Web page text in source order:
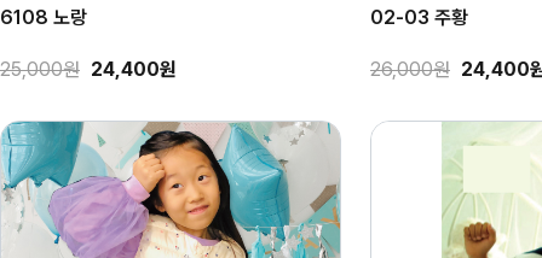
6108 노랑
25,000원 24,400원
02-03 주황
26,000원 24,400